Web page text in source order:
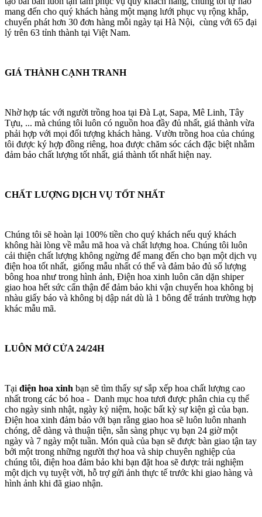
mang đến cho quý khách hàng một mạng lưới phục vụ rộng khắp,
chuyển phát hơn 30 đơn hàng mỗi ngày tại Hà Nội, cùng với 65 đại
lý trên 63 tỉnh thành tại Việt Nam.
GIÁ THÀNH CẠNH TRANH
Nhờ hợp tác với người trồng hoa tại Đà Lạt, Sapa, Mê Linh, Tây
Tựu, ... mà chúng tôi luôn có nguồn hoa đầy đủ nhất, giá thành vừa
phải hợp với mọi đối tượng khách hàng. Vườn trồng hoa của chúng
tôi được ký hợp đồng riêng, hoa được chăm sóc cách đặc biệt nhằm
đảm bảo chất lượng tốt nhất, giá thành tốt nhất hiện nay.
CHẤT LƯỢNG DỊCH VỤ TỐT NHẤT
Chúng tôi sẽ hoàn lại 100% tiền cho quý khách nếu quý khách
không hài lòng về mẫu mã hoa và chất lượng hoa. Chúng tôi luôn
cải thiện chất lượng không ngừng để mang đến cho bạn một dịch vụ
điện hoa tốt nhất, giống mẫu nhất có thể và đảm bảo đủ số lượng
bông hoa như trong hình ảnh, Điện hoa xinh luôn căn dặn shiper
giao hoa hết sức cẩn thận để đảm bảo khi vận chuyển hoa không bị
nhàu giấy báo và không bị dập nát dù là 1 bông để tránh trường hợp
khác mẫu mã.
LUÔN MỞ CỬA 24/24H
Tại điện hoa xinh bạn sẽ tìm thấy sự sắp xếp hoa chất lượng cao
nhất trong các bó hoa - Danh mục hoa tươi được phân chia cụ thể
cho ngày sinh nhật, ngày kỷ niệm, hoặc bất kỳ sự kiện gì của bạn.
Điện hoa xinh đảm bảo với bạn rằng giao hoa sẽ luôn luôn nhanh
chóng, dễ dàng và thuận tiện, sẵn sàng phục vụ bạn 24 giờ một
ngày và 7 ngày một tuần. Món quà của bạn sẽ được bàn giao tận tay
bởi một trong những người thợ hoa và ship chuyên nghiệp của
chúng tôi, điện hoa đảm bảo khi bạn đặt hoa sẽ được trải nghiệm
một dịch vụ tuyệt vời, hỗ trợ gửi ảnh thực tế trước khi giao hàng và
hình ảnh khi đã giao nhận.